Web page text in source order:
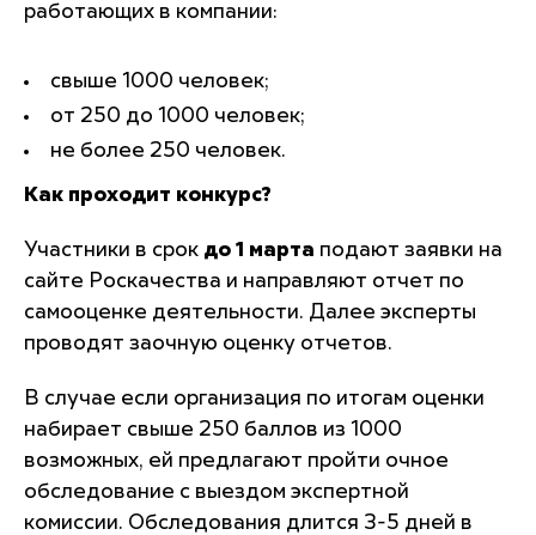
работающих в компании:
свыше 1000 человек;
от 250 до 1000 человек;
не более 250 человек.
Как проходит конкурс?
Участники в срок до 1 марта подают заявки на
сайте Роскачества и направляют отчет по
самооценке деятельности. Далее эксперты
проводят заочную оценку отчетов.
В случае если организация по итогам оценки
набирает свыше 250 баллов из 1000
возможных, ей предлагают пройти очное
обследование с выездом экспертной
комиссии. Обследования длится 3-5 дней в